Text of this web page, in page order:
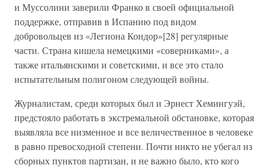
и Муссолини заверили Франко в своей официальной
поддержке, отправив в Испанию под видом
добровольцев из «Легиона Кондор»[28] регулярные
части. Страна кишела немецкими «соверниками», а
также итальянскими и советскими, и все это стало
испытательным полигоном следующей войны.
Журналистам, среди которых был и Эрнест Хемингуэй,
предстояло работать в экстремальной обстановке, которая
выявляла все низменное и все величественное в человеке
в равно превосходной степени. Почти никто не убегал из
сборных пунктов партизан, и не важно было, кто кого